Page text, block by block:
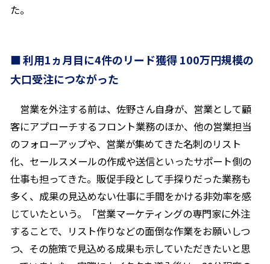
た。
利用1ヵ月目に4件のリード獲得 100万円規模の
大口受注につながった
営業を外注する前は、佐野さん自身が、営業として顧
客にアプローチするフロント業務のほか、他の営業担当
のフォローアップや、営業が集めてきた名刺のリスト
化、セールスメールの作成や送信といったサポート側の
仕事も担ってきた。販促手段として手探りだった業務も
多く、成果の見込めない仕事に手間をかける非効率を感
じていたという。「営業マーケティングの専門家に外注
することで、リスト作りなどの面倒な作業をお願いしつ
つ、その施策で見込める成果も示していただきたいと思